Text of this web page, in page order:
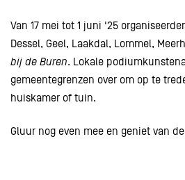
Van 17 mei tot 1 juni '25
Dessel, Geel, Laakdal, Lommel,
bij de Buren. Lokale
gemeentegrenzen over om op te
huiskamer of tuin.
Gluur nog even mee en geniet van